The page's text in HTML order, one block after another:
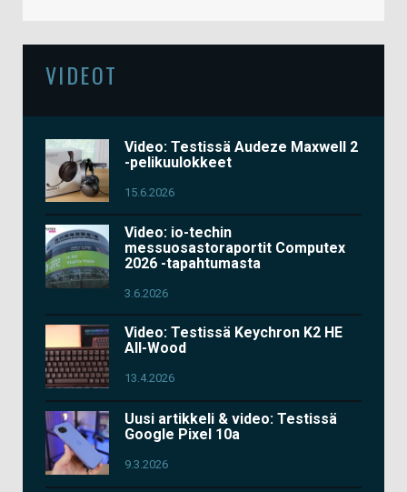
VIDEOT
Video: Testissä Audeze Maxwell 2
-pelikuulokkeet
15.6.2026
Video: io-techin
messuosastoraportit Computex
2026 -tapahtumasta
3.6.2026
Video: Testissä Keychron K2 HE
All-Wood
13.4.2026
Uusi artikkeli & video: Testissä
Google Pixel 10a
9.3.2026